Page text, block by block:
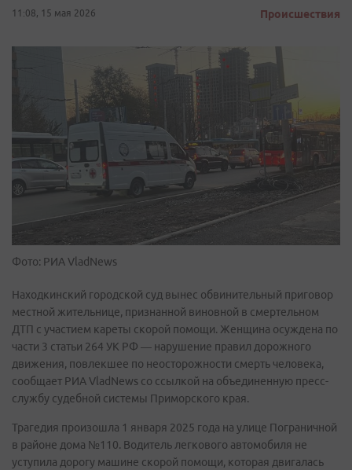
11:08, 15 мая 2026 Происшествия
Фото: РИА VladNews
Находкинский городской суд вынес обвинительный приговор
местной жительнице, признанной виновной в смертельном
ДТП с участием кареты скорой помощи. Женщина осуждена по
части 3 статьи 264 УК РФ — нарушение правил дорожного
движения, повлекшее по неосторожности смерть человека,
сообщает РИА VladNews со ссылкой на объединенную пресс-
службу судебной системы Приморского края.
Трагедия произошла 1 января 2025 года на улице Пограничной
в районе дома №110. Водитель легкового автомобиля не
уступила дорогу машине скорой помощи, которая двигалась